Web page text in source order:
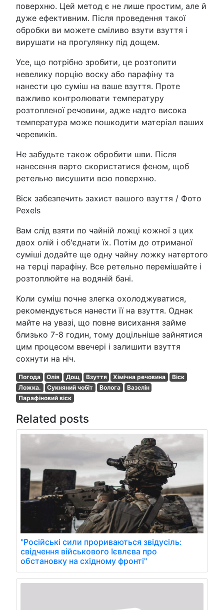
поверхню. Цей метод є не лише простим, але й
дуже ефективним. Після проведення такої
обробки ви можете сміливо взути взуття і
вирушати на прогулянку під дощем.
Усе, що потрібно зробити, це розтопити
невелику порцію воску або парафіну та
нанести цю суміш на ваше взуття. Проте
важливо контролювати температуру
розтопленої речовини, адже надто висока
температура може пошкодити матеріал ваших
черевиків.
Не забудьте також обробити шви. Після
нанесення варто скористатися феном, щоб
ретельно висушити всю поверхню.
Віск забезпечить захист вашого взуття / Фото
Pexels
Вам слід взяти по чайній ложці кожної з цих
двох олій і об'єднати їх. Потім до отриманої
суміші додайте ще одну чайну ложку натертого
на терці парафіну. Все ретельно перемішайте і
розтоплюйте на водяній бані.
Коли суміш почне злегка охолоджуватися,
рекомендується нанести її на взуття. Однак
майте на увазі, що повне висихання займе
близько 7-8 годин, тому доцільніше зайнятися
цим процесом ввечері і залишити взуття
сохнути на ніч.
Погода Олія Дощ Взуття Хімічна речовина
Віск
Ложка.
Сукняний чобіт Волога
Вазелін
Парафіновий віск
Related posts
"Російські сили прориваються звідусіль:
свідчення військового Ієвлєва про
обстановку на східному фронті"